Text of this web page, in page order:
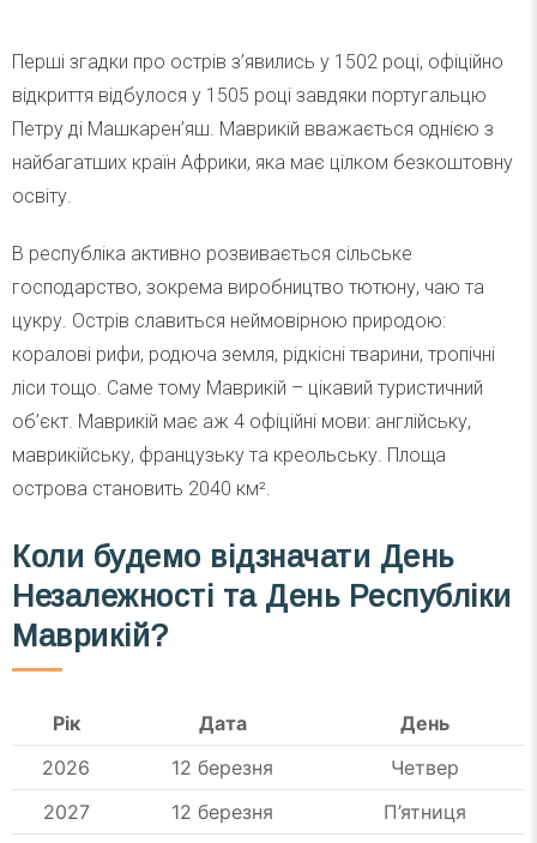
Перші згадки про острів з’явились у 1502 році, офіційно
відкриття відбулося у 1505 році завдяки португальцю
Петру ді Машкарен’яш. Маврикій вважається однією з
найбагатших країн Африки, яка має цілком безкоштовну
освіту.
В республіка активно розвивається сільське
господарство, зокрема виробництво тютюну, чаю та
цукру. Острів славиться неймовірною природою:
коралові рифи, родюча земля, рідкісні тварини, тропічні
ліси тощо. Саме тому Маврикій – цікавий туристичний
об’єкт. Маврикій має аж 4 офіційні мови: англійську,
маврикійську, французьку та креольську. Площа
острова становить 2040 км².
Коли будемо відзначати День
Незалежності та День Республіки
Маврикій?
Рік Дата
День
2026
12 березня
Четвер
2027
12 березня
П’ятниця